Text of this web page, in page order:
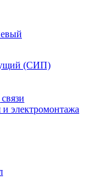
(СИП)
и электромонтажа